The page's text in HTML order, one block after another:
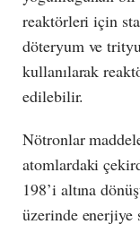
reaktörleri için
döteryum ve
kullanılarak
edilebilir.
Nötronlar
atomlardaki
198’i altına
üzerinde enerjiye